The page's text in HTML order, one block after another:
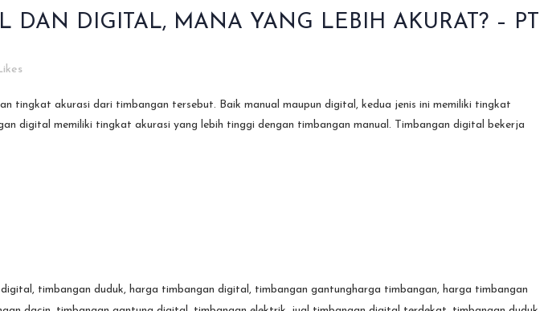
DAN DIGITAL, MANA YANG LEBIH AKURAT? – PT
tingkat akurasi dari timbangan tersebut. Baik manual maupun digital, kedua jenis ini memiliki tingkat
digital memiliki tingkat akurasi yang lebih tinggi dengan timbangan manual. Timbangan digital bekerja